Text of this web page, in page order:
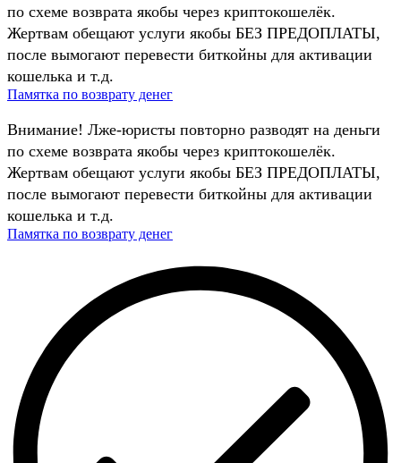
по схеме возврата якобы через криптокошелёк.
Жертвам обещают услуги якобы БЕЗ ПРЕДОПЛАТЫ,
после вымогают перевести биткойны для активации
кошелька и т.д.
Памятка по возврату денег
Внимание! Лже-юристы повторно разводят на деньги
по схеме возврата якобы через криптокошелёк.
Жертвам обещают услуги якобы БЕЗ ПРЕДОПЛАТЫ,
после вымогают перевести биткойны для активации
кошелька и т.д.
Памятка по возврату денег